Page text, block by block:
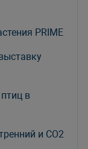
PRIME
в
и СО2